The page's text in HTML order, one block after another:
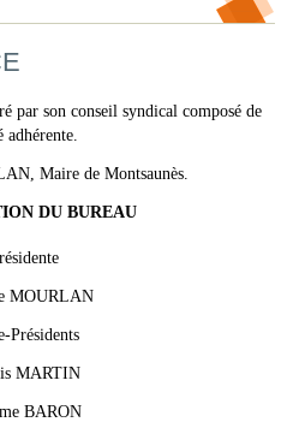
par son conseil syndical composé de
adhérente.
Maire de Montsaunès.
DU BUREAU
MOURLAN
Présidents
MARTIN
BARON